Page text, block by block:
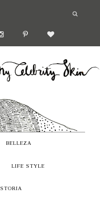
BELLEZA
LIFE STYLE